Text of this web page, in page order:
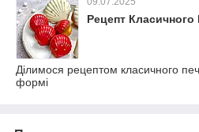
Рецепт
Ділимося рецептом класичного
формі